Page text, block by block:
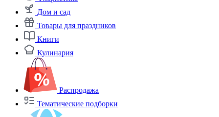
Дом и сад
Товары для праздников
Книги
Кулинария
Распродажа
Тематические подборки